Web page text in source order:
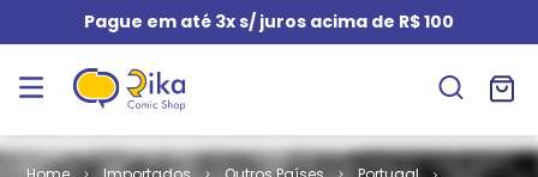
Pague em até 3x s/ juros acima de R$ 100